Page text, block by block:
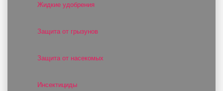
Жидкие удобрения
Защита от грызунов
Защита от насекомых
Инсектициды